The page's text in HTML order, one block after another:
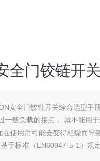
全门铰链开
安全门铰链开关综合选型手
一般负载的接点， 就不能用于
用后可能会变得粗燥而导致
于标准（EN60947-5-1）规